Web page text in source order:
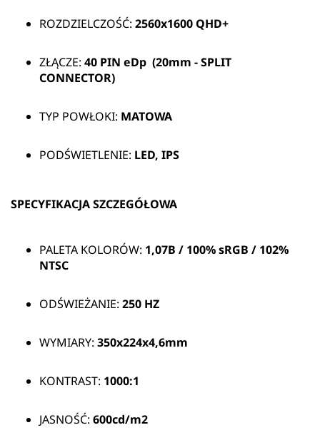
ROZDZIELCZOŚĆ: 2560x1600 QHD+
ZŁĄCZE: 40 PIN eDp (20mm - SPLIT
CONNECTOR)
TYP POWŁOKI: MATOWA
PODŚWIETLENIE: LED, IPS
SPECYFIKACJA SZCZEGÓŁOWA
PALETA KOLORÓW: 1,07B / 100% sRGB / 102%
NTSC
ODŚWIEŻANIE: 250 HZ
WYMIARY: 350x224x4,6mm
KONTRAST: 1000:1
JASNOŚĆ: 600cd/m2